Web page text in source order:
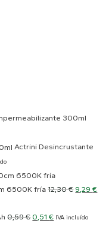
300ml
Actrini Desincrustante
6500K fría 12,30€ 9,29€
0,59€ 0,51€ IVA incluído